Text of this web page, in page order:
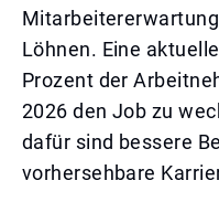
Löhnen. Eine
Prozent der
2026 den Job zu
dafür sind bessere
vorhersehbare